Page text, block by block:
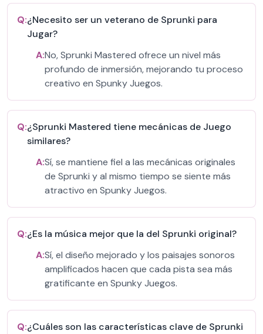
Q:¿Necesito ser un veterano de Sprunki para
Jugar?
A:No, Sprunki Mastered ofrece un nivel más
profundo de inmersión, mejorando tu proceso
creativo en Spunky Juegos.
Q:¿Sprunki Mastered tiene mecánicas de Juego
similares?
A:Sí, se mantiene fiel a las mecánicas originales
de Sprunki y al mismo tiempo se siente más
atractivo en Spunky Juegos.
Q:¿Es la música mejor que la del Sprunki original?
A:Sí, el diseño mejorado y los paisajes sonoros
amplificados hacen que cada pista sea más
gratificante en Spunky Juegos.
Q:¿Cuáles son las características clave de Sprunki